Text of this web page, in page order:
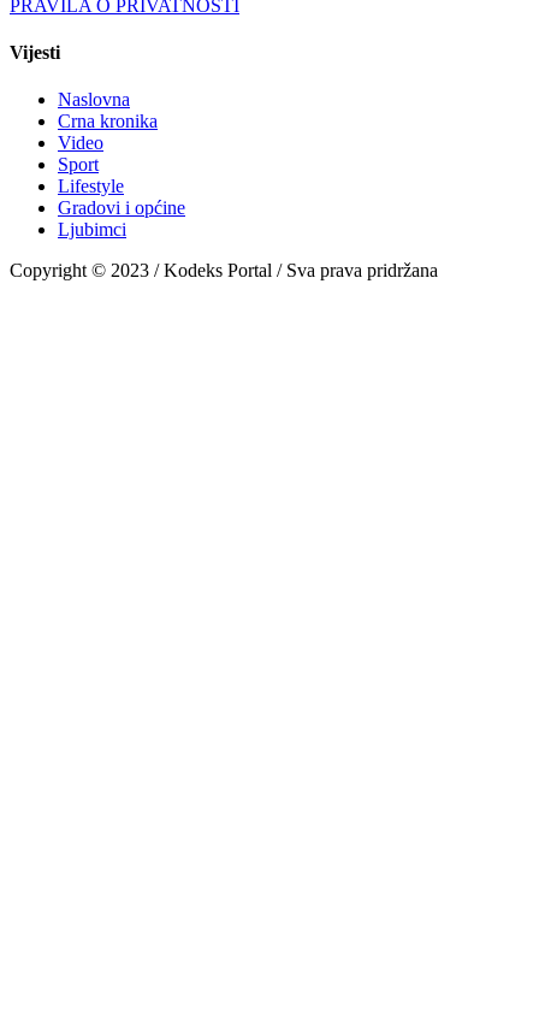
PRAVILA O PRIVATNOSTI
Vijesti
Naslovna
Crna kronika
Video
Sport
Lifestyle
Gradovi i općine
Ljubimci
Copyright © 2023 / Kodeks Portal / Sva prava pridržana